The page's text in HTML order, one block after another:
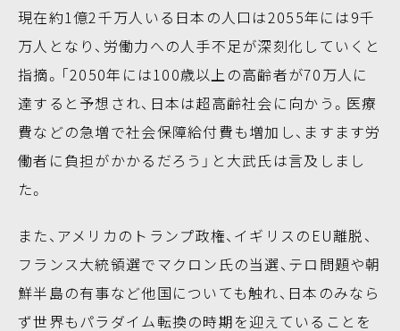
現在約1億2千万人いる日本の人口は2055年には9千
万人となり、労働力への人手不足が深刻化していくと
指摘。「2050年には100歳以上の高齢者が70万人に
達すると予想され、日本は超高齢社会に向かう。医療
費などの急増で社会保障給付費も増加し、ますます労
働者に負担がかかるだろう」と大武氏は言及しまし
た。
また、アメリカのトランプ政権、イギリスのEU離脱、
フランス大統領選でマクロン氏の当選、テロ問題や朝
鮮半島の有事など他国についても触れ、日本のみなら
ず世界もパラダイム転換の時期を迎えていることを